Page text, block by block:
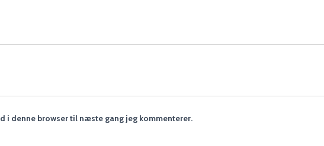
i denne browser til næste gang jeg kommenterer.